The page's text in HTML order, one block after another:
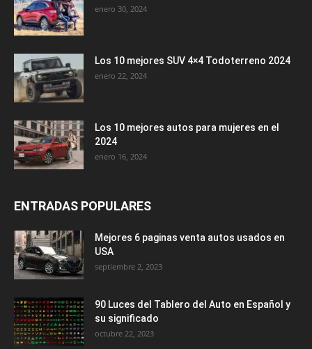
enero 30, 2024
Los 10 mejores SUV 4×4 Todoterreno 2024
enero 22, 2024
Los 10 mejores autos para mujeres en el
2024
enero 16, 2024
ENTRADAS POPULARES
Mejores 6 paginas venta autos usados en
USA
septiembre 2, 2023
90 Luces del Tablero del Auto en Español y
su significado
octubre 22, 2023